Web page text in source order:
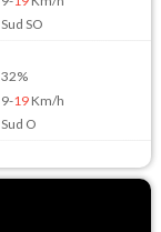
Sud SO
32%
9-19Km/h
Sud O